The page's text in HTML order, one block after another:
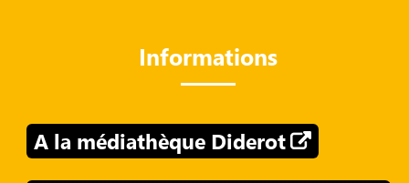
Informations
A la médiathèque Diderot